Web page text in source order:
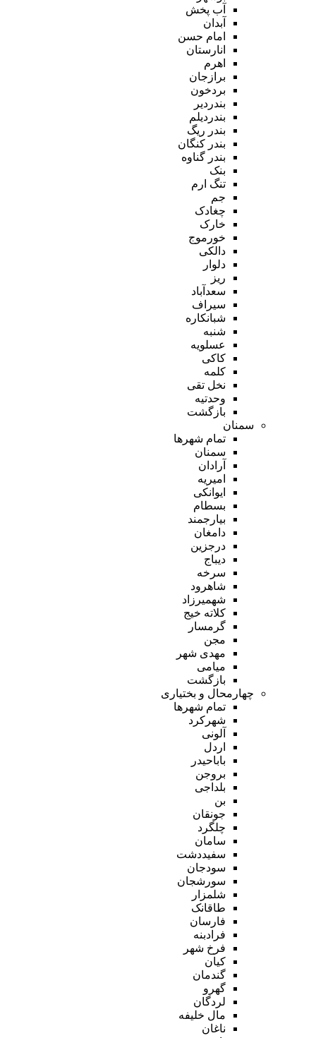
آب پخش
آبدان
امام حسن
انارستان
اهرم
برازجان
بردخون
بندردیر
بندردیلم
بندر ریگ
بندر کنگان
بندر گناوه
بنک
تنگ ارم
جم
چغادک
خارک
خورموج
دالکی
دلوار
ریز
سعدآباد
سیراف
شبانکاره
شنبه
عسلویه
کاکی
کلمه
نخل تقی
وحدتیه
بازگشت
سمنان
تمام شهر‌ها
سمنان
آرادان
امیریه
ایوانکی
بسطام
بیارجمند
دامغان
درجزین
دیباج
سرخه
شاهرود
شهمیرزاد
کلاته خیج
گرمسار
مجن
مهدی شهر
میامی
بازگشت
چهارمحال و بختیاری
تمام شهر‌ها
شهرکرد
آلونی
اردل
باباحیدر
بروجن
بلداجی
بن
جونقان
چلگرد
سامان
سفیددشت
سودجان
سورشجان
شلمزار
طاقانک
فارسان
فرادبنه
فرخ شهر
کیان
گندمان
گهرو
لردگان
مال خلیفه
ناغان